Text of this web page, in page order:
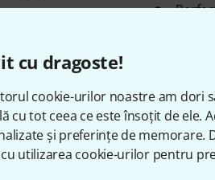
cu dragoste!
cookie-urilor noastre am dori
cu tot ceea ce este însoțit de ele.
și preferințe de memorare.
utilizarea cookie-urilor pentru
Global
With
of 48